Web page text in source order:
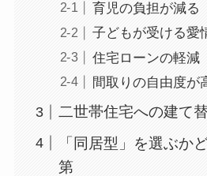
育児の負担が減る
子どもが受ける愛
住宅ローンの軽減
間取りの自由度が
二世帯住宅への建て
「同居型」を選ぶか
第